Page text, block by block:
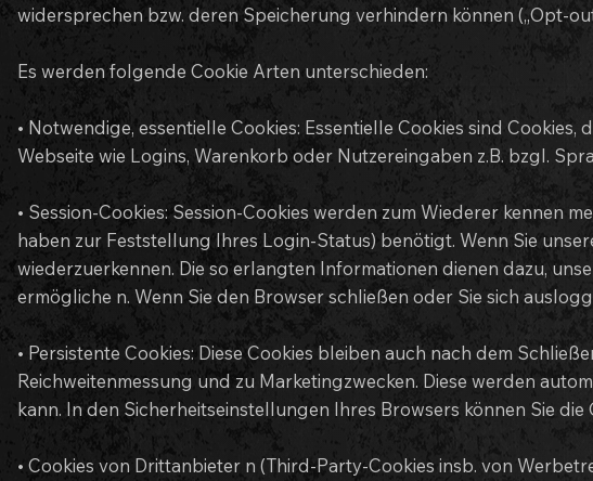
widersprechen bzw. deren Speicherung verhindern können („Opt-
Es werden folgende Cookie Arten unterschieden:
• Notwendige, essentielle Cookies: Essentielle Cookies sind
Webseite wie Logins, Warenkorb oder Nutzereingaben z.B. bzgl.
• Session-Cookies: Session-Cookies werden zum Wiederer kennen
haben zur Feststellung Ihres Login-Status) benötigt. Wenn Sie
wiederzuerkennen. Die so erlangten Informationen dienen dazu,
ermögliche n. Wenn Sie den Browser schließen oder Sie sich
• Persistente Cookies: Diese Cookies bleiben auch nach dem
Reichweitenmessung und zu Marketingzwecken. Diese werden
kann. In den Sicherheitseinstellungen Ihres Browsers können Sie die
• Cookies von Drittanbieter n (Third-Party-Cookies insb. von